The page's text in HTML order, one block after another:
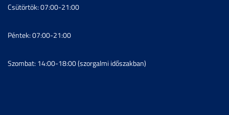
Csütörtök: 07:00-21:00
Péntek: 07:00-21:00
Szombat: 14:00-18:00 (szorgalmi időszakban)